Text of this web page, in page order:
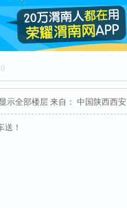
0
显示全部楼层 来自： 中国陕西西安
送！